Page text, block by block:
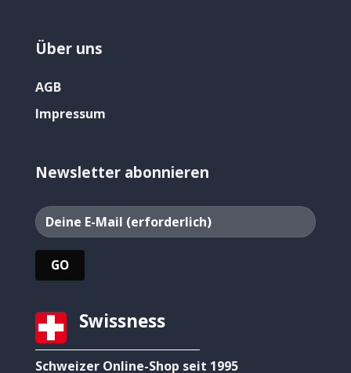
Über uns
AGB
Impressum
Newsletter abonnieren
Swissness
Schweizer Online-Shop seit 1995